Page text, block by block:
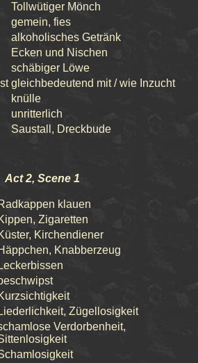
Tollwütiger Mönch
gemein, fies
alkoholisches Getränk
Ecken und Nischen
schäbiger Löwe
gleichbedeutend mit / wie Inzucht
knülle
unritterlich
Saustall, Dreckbude
Act 2, Scene 1
klauen
Zigaretten
Kirchendiener
Knabberzeug
Leckerbissen
Liederlichkeit, Zügellosigkeit
Verdorbenheit,